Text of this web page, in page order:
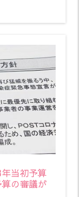
当初予算
の審議が